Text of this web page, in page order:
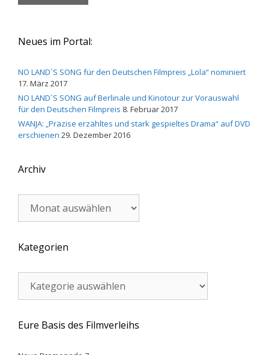
Neues im Portal:
NO LAND´S SONG für den Deutschen Filmpreis „Lola“ nominiert
17. März 2017
NO LAND´S SONG auf Berlinale und Kinotour zur Vorauswahl
für den Deutschen Filmpreis 8. Februar 2017
WANJA: „Präzise erzähltes und stark gespieltes Drama“ auf DVD
erschienen 29. Dezember 2016
Archiv
Kategorien
Eure Basis des Filmverleihs